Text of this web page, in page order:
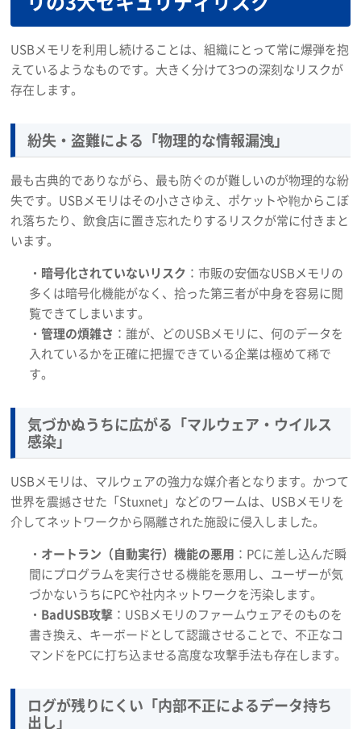
USBメモリを利用し続けることは、組織にとって常に爆弾を抱
えているようなものです。大きく分けて3つの深刻なリスクが
存在します。
紛失・盗難による「物理的な情報漏洩」
最も古典的でありながら、最も防ぐのが難しいのが物理的な紛
失です。USBメモリはその小ささゆえ、ポケットや鞄からこぼ
れ落ちたり、飲食店に置き忘れたりするリスクが常に付きまと
います。
・ 暗号化されていないリスク ：市販の安価なUSBメモリの
多くは暗号化機能がなく、拾った第三者が中身を容易に閲
覧できてしまいます。
・ 管理の煩雑さ ：誰が、どのUSBメモリに、何のデータを
入れているかを正確に把握できている企業は極めて稀で
す。
気づかぬうちに広がる「マルウェア・ウイルス
感染」
USBメモリは、マルウェアの強力な媒介者となります。かつて
世界を震撼させた「Stuxnet」などのワームは、USBメモリを
介してネットワークから隔離された施設に侵入しました。
・ オートラン（自動実行）機能の悪用 ：PCに差し込んだ瞬
間にプログラムを実行させる機能を悪用し、ユーザーが気
づかないうちにPCや社内ネットワークを汚染します。
・ BadUSB攻撃：USBメモリのファームウェアそのものを
書き換え、キーボードとして認識させることで、不正なコ
マンドをPCに打ち込ませる高度な攻撃手法も存在します。
ログが残りにくい「内部不正によるデータ持ち
出し」